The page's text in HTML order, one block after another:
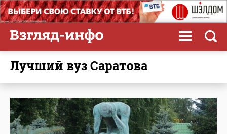
лучший вуз Саратова